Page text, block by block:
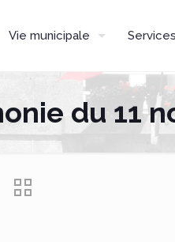
Vie municipale
du 11